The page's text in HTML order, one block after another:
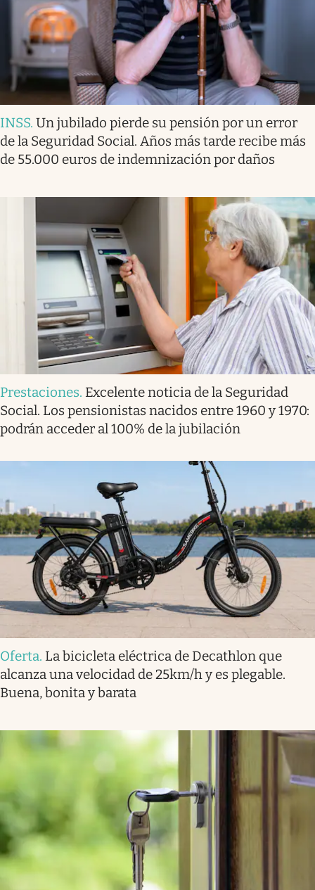
INSS. Un jubilado pierde su pensión por un error
de la Seguridad Social. Años más tarde recibe más
de 55.000 euros de indemnización por daños
Prestaciones. Excelente noticia de la Seguridad
Social. Los pensionistas nacidos entre 1960 y 1970:
podrán acceder al 100% de la jubilación
Oferta. La bicicleta eléctrica de Decathlon que
alcanza una velocidad de 25km/h y es plegable.
Buena, bonita y barata